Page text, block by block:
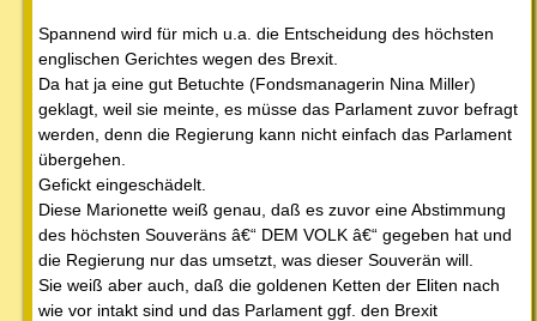
Spannend wird für mich u.a. die Entscheidung des höchsten
englischen Gerichtes wegen des Brexit.
Da hat ja eine gut Betuchte (Fondsmanagerin Nina Miller)
geklagt, weil sie meinte, es müsse das Parlament zuvor befragt
werden, denn die Regierung kann nicht einfach das Parlament
übergehen.
Gefickt eingeschädelt.
Diese Marionette weiß genau, daß es zuvor eine Abstimmung
des höchsten Souveräns â€“ DEM VOLK â€“ gegeben hat und
die Regierung nur das umsetzt, was dieser Souverän will.
Sie weiß aber auch, daß die goldenen Ketten der Eliten nach
wie vor intakt sind und das Parlament ggf. den Brexit